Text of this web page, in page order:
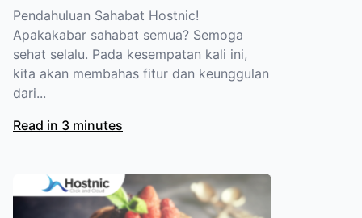
Pendahuluan Sahabat Hostnic!
Apakakabar sahabat semua? Semoga
sehat selalu. Pada kesempatan kali ini,
kita akan membahas fitur dan keunggulan
dari...
Read in 3 minutes